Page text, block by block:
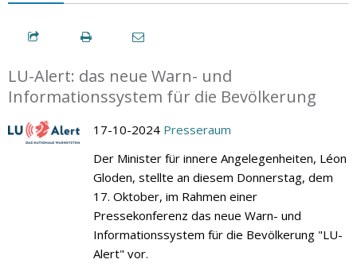
LU-Alert: das neue Warn- und
Informationssystem für die Bevölkerung
17-10-2024 Presseraum
Der Minister für innere Angelegenheiten, Léon
Gloden, stellte an diesem Donnerstag, dem
17. Oktober, im Rahmen einer
Pressekonferenz das neue Warn- und
Informationssystem für die Bevölkerung "LU-
Alert" vor.